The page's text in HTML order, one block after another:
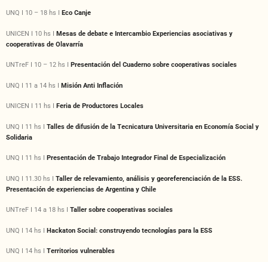
UNQ I 10 – 18 hs I Eco Canje
UNICEN I 10 hs I Mesas de debate e Intercambio Experiencias asociativas y
cooperativas de Olavarría
UNTreF I 10 – 12 hs I Presentación del Cuaderno sobre cooperativas sociales
UNQ I 11 a 14 hs I Misión Anti Inflación
UNICEN I 11 hs I Feria de Productores Locales
UNQ I 11 hs I Talles de difusión de la Tecnicatura Universitaria en Economía Social y
Solidaria
UNQ I 11 hs I Presentación de Trabajo Integrador Final de Especialización
UNQ I 11.30 hs I Taller de relevamiento, análisis y georeferenciación de la ESS.
Presentación de experiencias de Argentina y Chile
UNTreF I 14 a 18 hs I Taller sobre cooperativas sociales
UNQ I 14 hs I Hackaton Social: construyendo tecnologías para la ESS
UNQ I 14 hs I Territorios vulnerables